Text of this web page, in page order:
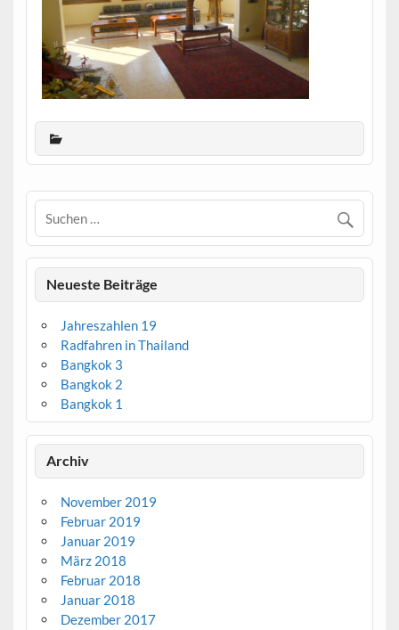
Neueste Beiträge
Jahreszahlen 19
Radfahren in Thailand
Bangkok 3
Bangkok 2
Bangkok 1
Archiv
November 2019
Februar 2019
Januar 2019
März 2018
Februar 2018
Januar 2018
Dezember 2017